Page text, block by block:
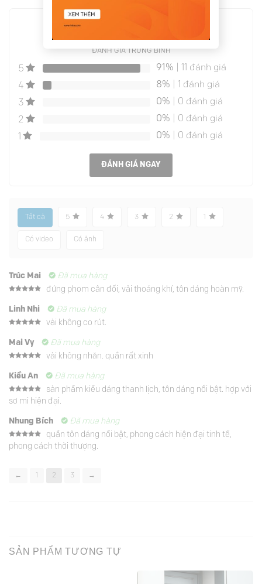
ĐÁNH GIÁ TRUNG BÌNH
5 91% | 11 đánh giá
4
8% | 1 đánh giá
3
0% | 0 đánh giá
2
0% | 0 đánh giá
0% | 0 đánh giá
ĐÁNH GIÁ NGAY
Tất cả 5 4 3 2
Có video Có ảnh
Trúc Mai Đã mua hàng
hạng
5 5
sao
đứng phom cân đối, vải thoáng khí, tôn dáng hoàn mỹ.
Linh Nhi Đã mua hàng
hạng55
sao
vải không co rút.
Mai Vy Đã mua hàng
hạng
5
sao
vải không nhăn. quần rất xinh
Kiều An Đã mua hàng
Được xếp
hạng 5 5
sản phẩm kiểu dáng thanh lịch, tôn dáng nổi bật. hợp với
sơ mi hiện đại.
Nhung Bích Đã mua hàng
Được xếp
hạng 55
quần tôn dáng nổi bật, phong cách hiện đại tinh tế,
phong cách thời thượng.
← 2 3 →
SẢN PHẨM TƯƠNG TỰ